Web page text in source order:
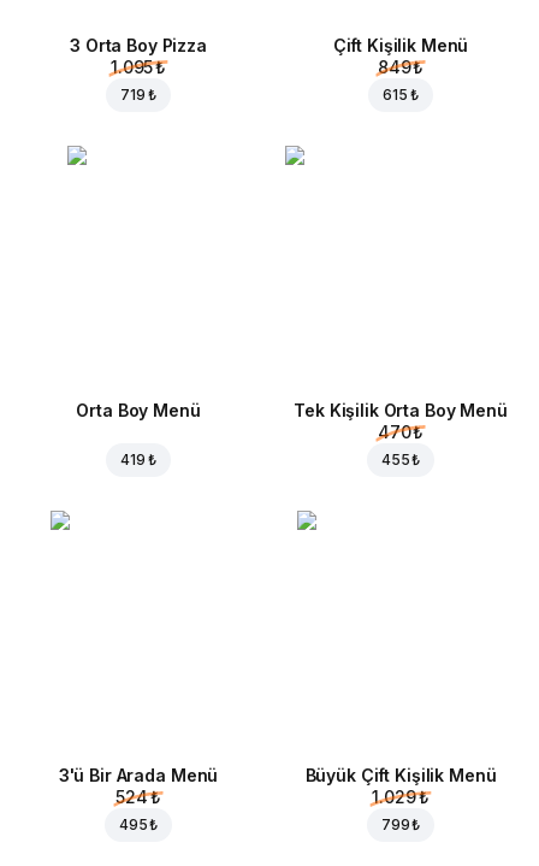
3 Orta Boy Pizza
1.095 ₺
719 ₺
Çift Kişilik Menü
849 ₺
615 ₺
Orta Boy Menü
419 ₺
Tek Kişilik Orta Boy Menü
470 ₺
455 ₺
3'ü Bir Arada Menü
524 ₺
495 ₺
Büyük Çift Kişilik Menü
1.029 ₺
799 ₺